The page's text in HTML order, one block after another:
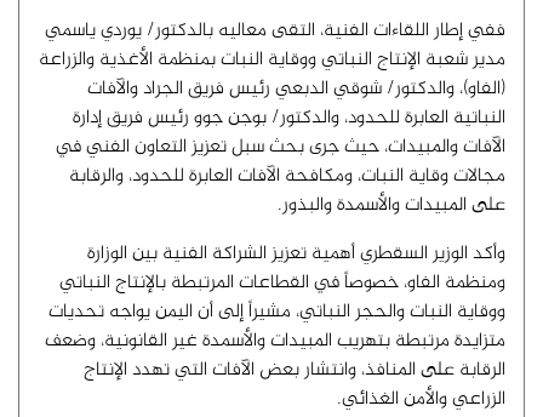
ففي إطار اللقاءات الفنية، التقى معاليه بالدكتور/ يوردي ياسمي
مدير شعبة الإنتاج النباتي ووقاية النبات بمنظمة الأغذية والزراعة
(الفاو)، والدكتور/ شوقي الدبعي رئيس فريق الجراد والآفات
النباتية العابرة للحدود، والدكتور/ بوجن جوو رئيس فريق إدارة
الآفات والمبيدات، حيث جرى بحث سبل تعزيز التعاون الفني في
مجالات وقاية النبات، ومكافحة الآفات العابرة للحدود، والرقابة
على المبيدات والأسمدة والبذور.
وأكد الوزير السقطري أهمية تعزيز الشراكة الفنية بين الوزارة
ومنظمة الفاو، خصوصاً في القطاعات المرتبطة بالإنتاج النباتي
ووقاية النبات والحجر النباتي، مشيراً إلى أن اليمن يواجه تحديات
متزايدة مرتبطة بتهريب المبيدات والأسمدة غير القانونية، وضعف
الرقابة على المنافذ، وانتشار بعض الآفات التي تهدد الإنتاج
الزراعي والأمن الغذائي.